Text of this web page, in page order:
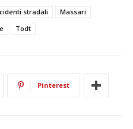
stradali
Massari
Todt
Pinterest